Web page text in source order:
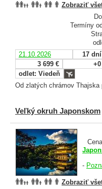
Zobraziť
Termíny
21.10.2026
17 dní
3 699 €
odlet: Viedeň
Od zlatých chrámov
Veľký okruh Japonskom
-
Zobraziť